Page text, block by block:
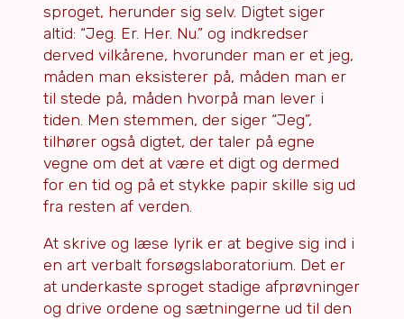
sproget, herunder sig selv. Digtet siger
altid: “Jeg. Er. Her. Nu.” og indkredser
derved vilkårene, hvorunder man er et jeg,
måden man eksisterer på, måden man er
til stede på, måden hvorpå man lever i
tiden. Men stemmen, der siger “Jeg”,
tilhører også digtet, der taler på egne
vegne om det at være et digt og dermed
for en tid og på et stykke papir skille sig ud
fra resten af verden.
At skrive og læse lyrik er at begive sig ind i
en art verbalt forsøgslaboratorium. Det er
at underkaste sproget stadige afprøvninger
og drive ordene og sætningerne ud til den